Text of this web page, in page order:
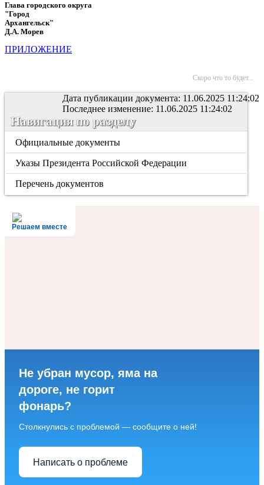
Глава городского округа
"Город
Архангельск"
Д.А. Морев
ПРИЛОЖЕНИЕ
Скоро что то будет...
Дата публикации документа: 11.06.2025 11:24:02
Последнее изменение: 11.06.2025 11:24:02
Навигация по разделу
Официальные документы
Указы Президента Российской Федерации
Перечень документов
Решаем вместе
Не убран мусор, яма на
дороге, не горит
фонарь?
Столкнулись с проблемой — сообщите о ней!
Написать о проблеме